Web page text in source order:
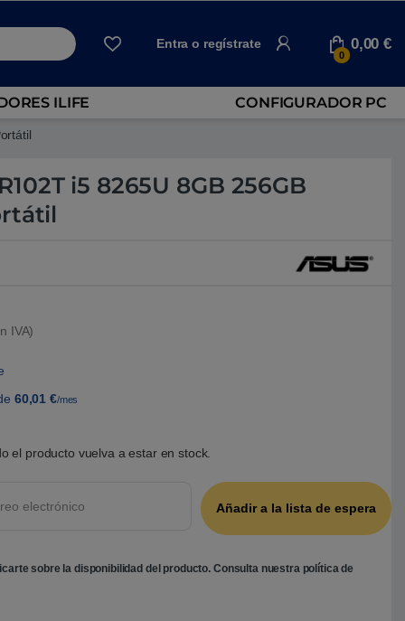
Entra o regístrate
0
0,00€
ILIFE CONFIGURADOR PC
i5 8265U 8GB 256GB
IVA)
60,01 €/mes
el producto vuelva a estar en stock.
sobre la disponibilidad del producto. Consulta nuestra política de